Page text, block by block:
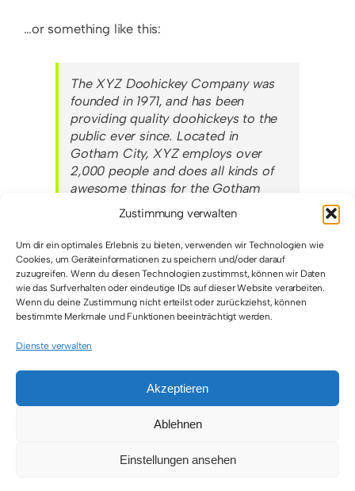
Zustimmung verwalten
Um dir ein optimales Erlebnis zu bieten, verwenden wir Technologien wie
Cookies, um Geräteinformationen zu speichern und/oder darauf
zuzugreifen. Wenn du diesen Technologien zustimmst, können wir Daten
wie das Surfverhalten oder eindeutige IDs auf dieser Website verarbeiten.
Wenn du deine Zustimmung nicht erteilst oder zurückziehst, können
bestimmte Merkmale und Funktionen beeinträchtigt werden.
Dienste verwalten
Akzeptieren
Ablehnen
Einstellungen ansehen
…or something like this:
The XYZ Doohickey Company was
founded in 1971, and has been
providing quality doohickeys to the
public ever since. Located in
Gotham City, XYZ employs over
2,000 people and does all kinds of
awesome things for the Gotham
community.
As a new WordPress user, you should go toyour
dashboardto delete this page and create new
pages for your content. Have fun!
keywords='Padel, Schläger' ]